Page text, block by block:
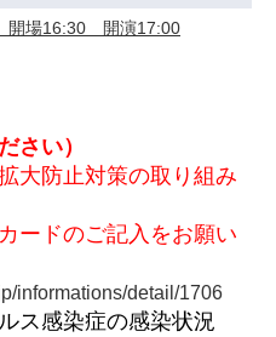
開場16:30 開演17:00
さい）
大防止対策の取り組み
ードのご記入をお願い
informations/detail/1706
ス感染症の感染状況